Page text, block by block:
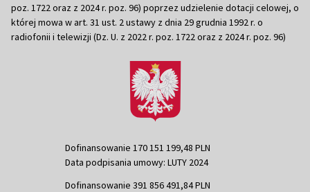
poz. 1722 oraz z 2024 r. poz. 96) poprzez udzielenie dotacji celowej, o
której mowa w art. 31 ust. 2 ustawy z dnia 29 grudnia 1992 r. o
radiofonii i telewizji (Dz. U. z 2022 r. poz. 1722 oraz z 2024 r. poz. 96)
Dofinansowanie 170 151 199,48 PLN
Data podpisania umowy: LUTY 2024
Dofinansowanie 391 856 491,84 PLN